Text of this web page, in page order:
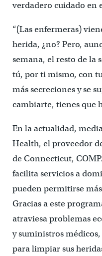
verdadero cuidado en
“(Las enfermeras)
herida, ¿no? Pero,
semana, el resto de la
tú, por ti mismo, con
más secreciones y se
cambiarte, tienes que
En la actualidad,
Health, el proveedor
de Connecticut,
facilita servicios a
pueden permitirse
Gracias a este
atraviesa problemas
y suministros
para limpiar sus